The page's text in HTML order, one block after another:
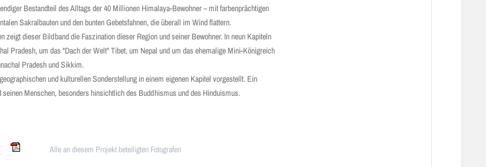
Bestandteil des Alltags der 40 Millionen Himalaya-Bewohner – mit farbenprächtigen
Sakralbauten und den bunten Gebetsfahnen, die überall im Wind flattern.
dieser Bildband die Faszination dieser Region und seiner Bewohner. In neun Kapiteln
Pradesh, um das "Dach der Welt" Tibet, um Nepal und um das ehemalige Mini-Königreich
Pradesh und Sikkim.
und kulturellen Sonderstellung in einem eigenen Kapitel vorgestellt. Ein
Menschen, besonders hinsichtlich des Buddhismus und des Hinduismus.
Alle an diesem Projekt beteiligten Fotografen